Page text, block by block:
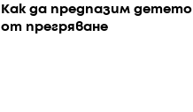
Как да предпазим детето
от прегряване